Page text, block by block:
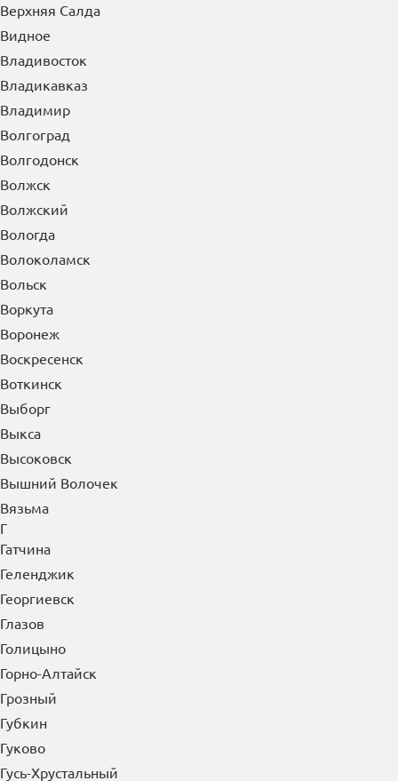
Верхняя Салда
Видное
Владивосток
Владикавказ
Владимир
Волгоград
Волгодонск
Волжск
Волжский
Вологда
Волоколамск
Вольск
Воркута
Воронеж
Воскресенск
Воткинск
Выборг
Выкса
Высоковск
Вышний Волочек
Вязьма
Г
Гатчина
Геленджик
Георгиевск
Глазов
Голицыно
Горно-Алтайск
Грозный
Губкин
Гуково
Гусь-Хрустальный